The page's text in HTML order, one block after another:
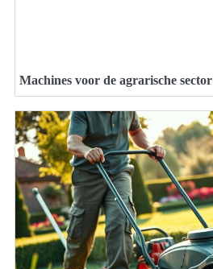
Machines voor de agrarische sector